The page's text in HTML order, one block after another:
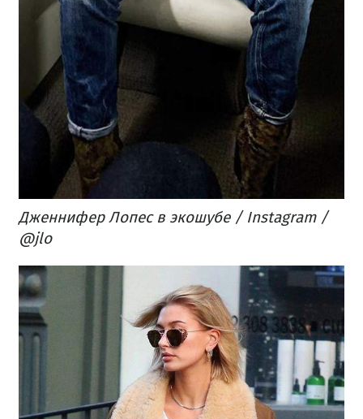
Дженнифер Лопес в экошубе / Instagram /
@jlo